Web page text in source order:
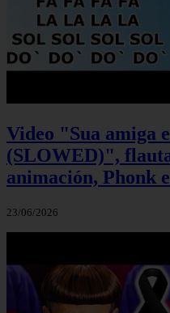
Video "Sua amiga
(SLOWED)",
animación, Phonk
23/06/2026